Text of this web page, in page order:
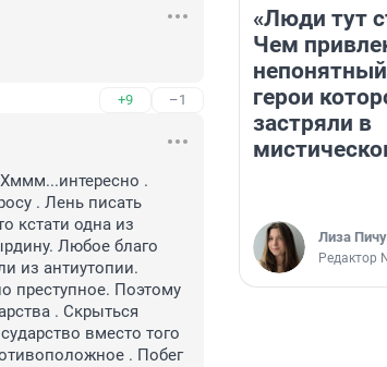
+9 –1
.
. Лень писать
кстати одна из
Любое благо
из антиутопии.
преступное. Поэтому
. Скрыться
вместо того
. Побег
«Люди тут
Чем
герои
застряли в
Лиза
Редактор